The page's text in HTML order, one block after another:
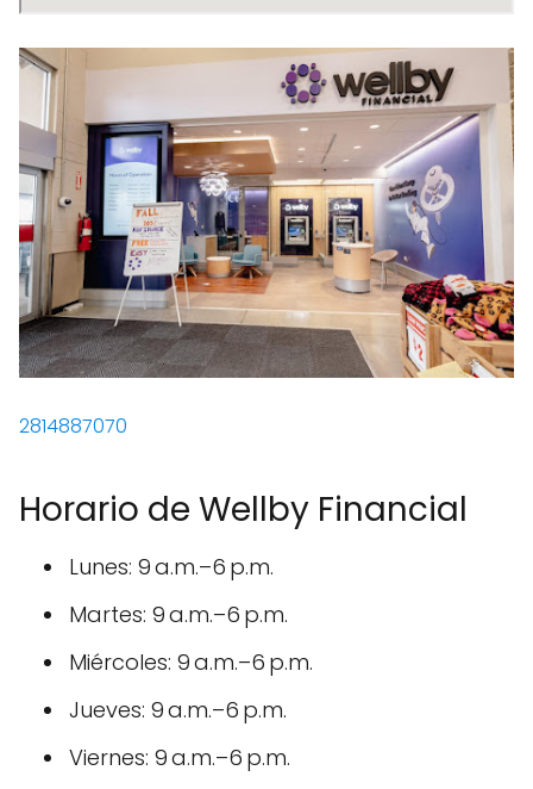
2814887070
Horario de Wellby Financial
Lunes: 9 a.m.–6 p.m.
Martes: 9 a.m.–6 p.m.
Miércoles: 9 a.m.–6 p.m.
Jueves: 9 a.m.–6 p.m.
Viernes: 9 a.m.–6 p.m.